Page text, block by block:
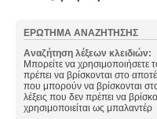
ΕΡΏΤΗΜΑ ΑΝΑΖΉΤΗΣΗΣ
Αναζήτηση λέξεων κλειδιών:
Μπορείτε να χρησιμοποιήσετε
πρέπει να βρίσκονται στο
που μπορούν να βρίσκονται
λέξεις που δεν πρέπει να
χρησιμοποιείται ως μπαλαντέρ